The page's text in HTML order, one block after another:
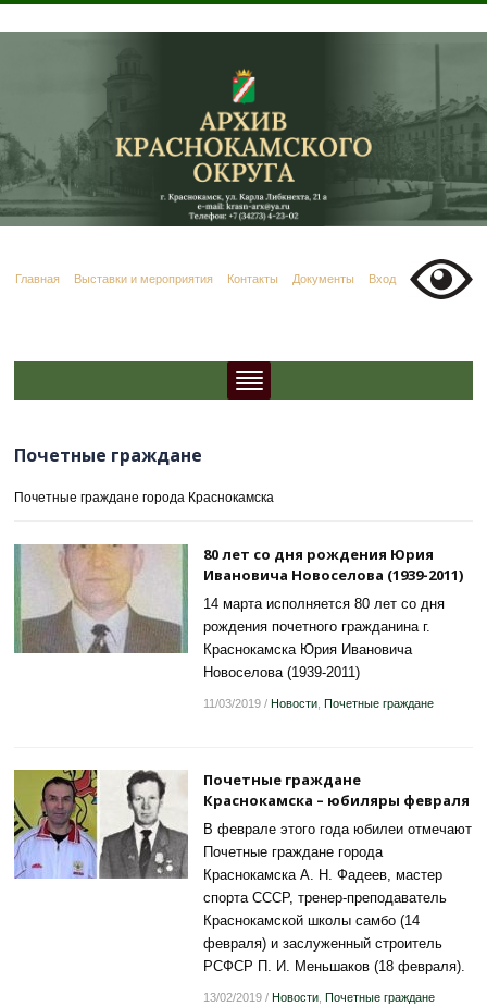
Главная Выставки и мероприятия Контакты Документы Вход
Почетные граждане
Почетные граждане города Краснокамска
80 лет со дня рождения Юрия
Ивановича Новоселова (1939-2011)
14 марта исполняется 80 лет со дня
рождения почетного гражданина г.
Краснокамска Юрия Ивановича
Новоселова (1939-2011)
11/03/2019/ Новости, Почетные граждане
Почетные граждане
Краснокамска – юбиляры февраля
В феврале этого года юбилеи отмечают
Почетные граждане города
Краснокамска А. Н. Фадеев, мастер
спорта СССР, тренер-преподаватель
Краснокамской школы самбо (14
февраля) и заслуженный строитель
РСФСР П. И. Меньшаков (18 февраля).
13/02/2019/ Новости, Почетные граждане